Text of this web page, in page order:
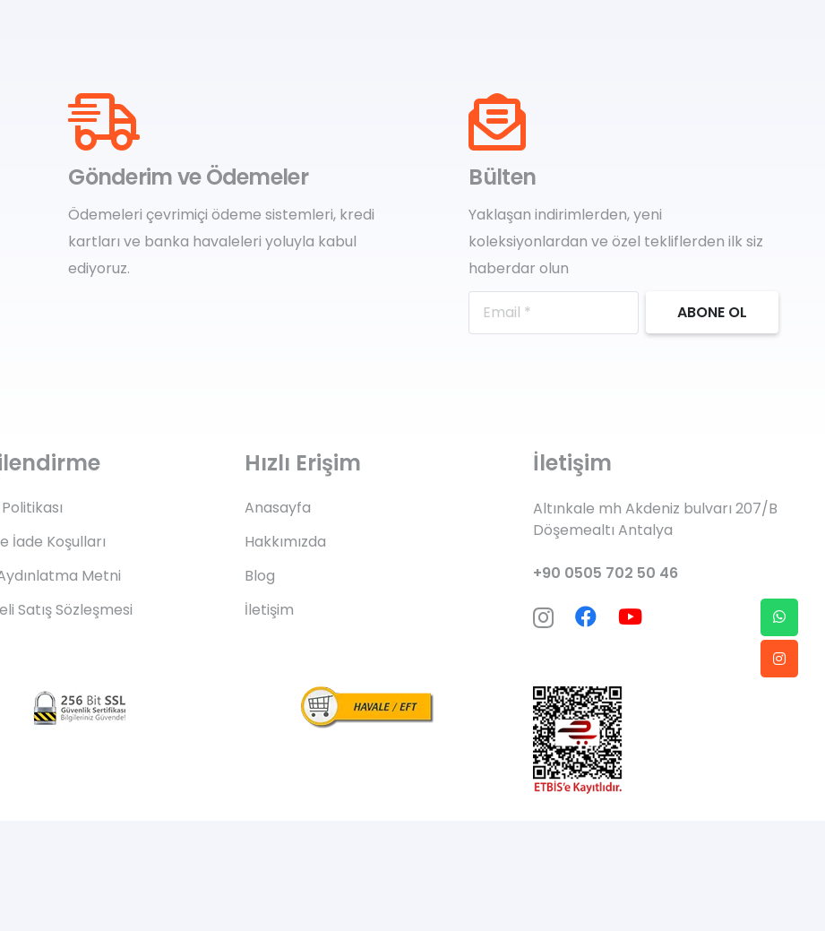
Gönderim ve Ödemeler
Ödemeleri çevrimiçi ödeme sistemleri, kredi
kartları ve banka havaleleri yoluyla kabul
ediyoruz.
Bülten
Yaklaşan indirimlerden, yeni
koleksiyonlardan ve özel tekliflerden ilk siz
haberdar olun
ABONE OL
İade Koşulları
Metni
Satış Sözleşmesi
Hızlı Erişim
Anasayfa
Hakkımızda
Blog
İletişim
İletişim
Altınkale mh Akdeniz bulvarı 207/B
Döşemealtı Antalya
+90 0505 702 50 46